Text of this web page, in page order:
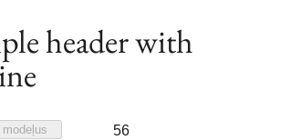
header with
modeļus
Pievienots
56